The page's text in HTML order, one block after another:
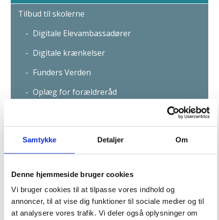
Samtykke Detaljer Om
Denne hjemmeside bruger cookies
Vi bruger cookies til at tilpasse vores indhold og
annoncer, til at vise dig funktioner til sociale medier og til
at analysere vores trafik. Vi deler også oplysninger om
Tilbud til skolerne
Digitale Elevambassadører
Digitale krænkelser
Funders Verden
Oplæg for forældreråd
Oplæg: De store overgange
For forældreråd i 0., 4. og 7. klasse
Forældre er med til at præge kulturen på skolen og i
klassefællesskaberne, og som forældreråd har I en